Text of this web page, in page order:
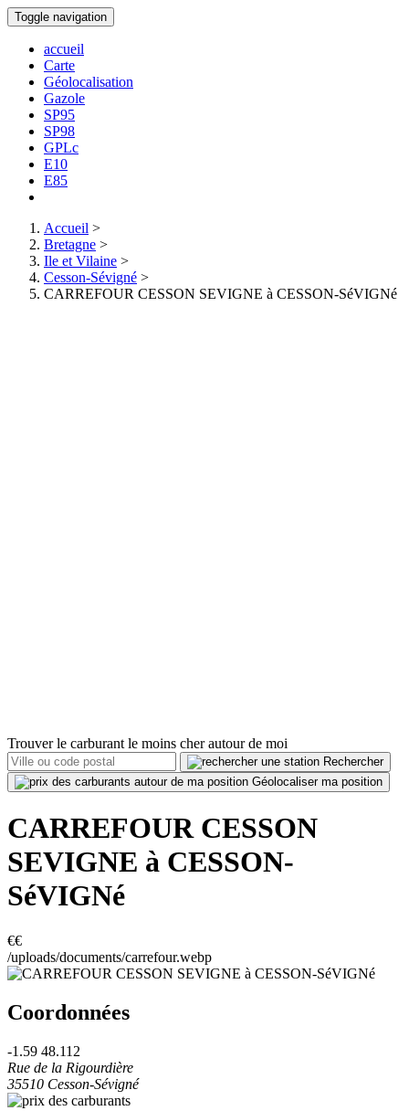
Toggle navigation
accueil
Carte
Géolocalisation
Gazole
SP95
SP98
GPLc
E10
E85
Accueil >
Bretagne >
Ile et Vilaine >
Cesson-Sévigné >
CARREFOUR CESSON SEVIGNE à CESSON-SéVIGNé
Trouver le carburant le moins cher autour de moi
Rechercher
Géolocaliser ma position
CARREFOUR CESSON
SEVIGNE à CESSON-
SéVIGNé
€€
/uploads/documents/carrefour.webp
Coordonnées
-1.59 48.112
Rue de la Rigourdière
35510 Cesson-Sévigné